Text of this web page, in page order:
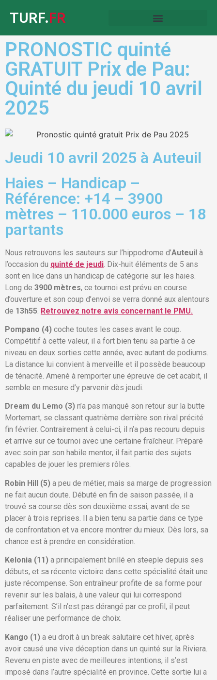
TURF.FR
PRONOSTIC quinté
GRATUIT Prix de Pau:
Quinté du jeudi 10 avril
2025
Jeudi 10 avril 2025 à Auteuil
Haies – Handicap –
Référence: +14 – 3900
mètres – 110.000 euros – 18
partants
Nous retrouvons les sauteurs sur l’hippodrome d’Auteuil à
l’occasion du quinté de jeudi . Dix-huit éléments de 5 ans
sont en lice dans un handicap de catégorie sur les haies.
Long de 3900 mètres, ce tournoi est prévu en course
d’ouverture et son coup d’envoi se verra donné aux alentours
de 13h55 Retrouvez notre avis concernant le PMU.
Pompano (4) coche toutes les cases avant le coup.
Compétitif à cette valeur, il a fort bien tenu sa partie à ce
niveau en deux sorties cette année, avec autant de podiums.
La distance lui convient à merveille et il possède beaucoup
de ténacité. Amené à remporter une épreuve de cet acabit, il
semble en mesure d’y parvenir dès jeudi.
Dream du Lemo (3) n’a pas manqué son retour sur la butte
Mortemart, se classant quatrième derrière son rival précité
fin février. Contrairement à celui-ci, il n’a pas recouru depuis
et arrive sur ce tournoi avec une certaine fraîcheur. Préparé
avec soin par son habile mentor, il fait partie des sujets
capables de jouer les premiers rôles.
Robin Hill (5) a peu de métier, mais sa marge de progression
ne fait aucun doute. Débuté en fin de saison passée, il a
trouvé sa course dès son deuxième essai, avant de se
placer à trois reprises. Il a bien tenu sa partie dans ce type
de confrontation et va encore montrer du mieux. Dès lors, sa
chance est à prendre en considération.
Kelonia (11) a principalement brillé en steeple depuis ses
débuts, et sa récente victoire dans cette spécialité était une
juste récompense. Son entraîneur profite de sa forme pour
revenir sur les balais, à une valeur qui lui correspond
parfaitement. S’il n’est pas dérangé par ce profil, il peut
réaliser une performance de choix.
Kango (1) a eu droit à un break salutaire cet hiver, après
avoir causé une vive déception dans un quinté sur la Riviera.
Revenu en piste avec de meilleures intentions, il s’est
imposé dans l’autre spécialité en province. Cette sortie lui a